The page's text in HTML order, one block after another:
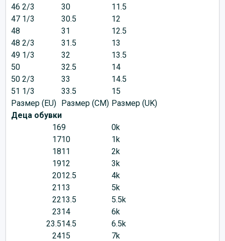
46 2/3
30
11.5
47 1/3
30.5
12
48
31
12.5
48 2/3
31.5
13
49 1/3
32
13.5
50
32.5
14
50 2/3
33
14.5
51 1/3
33.5
15
Размер (EU) Размер (CM) Размер (UK)
Деца обувки
169
0k
1710
1k
1811
2k
1912
3k
2012.5
4k
2113
5k
2213.5
5.5k
2314
6k
23.514.5
6.5k
2415
7k